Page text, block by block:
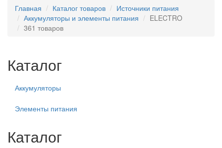
Главная
Каталог товаров
Источники питания
Аккумуляторы и элементы питания
ELECTRO
361 товаров
Каталог
Аккумуляторы
Элементы питания
Каталог